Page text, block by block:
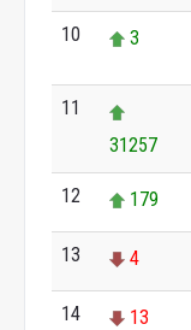
10 3
11
31257
12 179
13 4
14 13